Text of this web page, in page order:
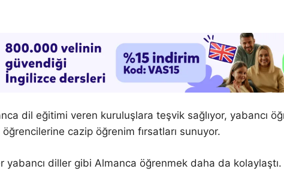
dil eğitimi veren kuruluşlara teşvik sağlıyor, yabancı
öğrencilerine cazip öğrenim fırsatları sunuyor.
diller gibi Almanca öğrenmek daha da